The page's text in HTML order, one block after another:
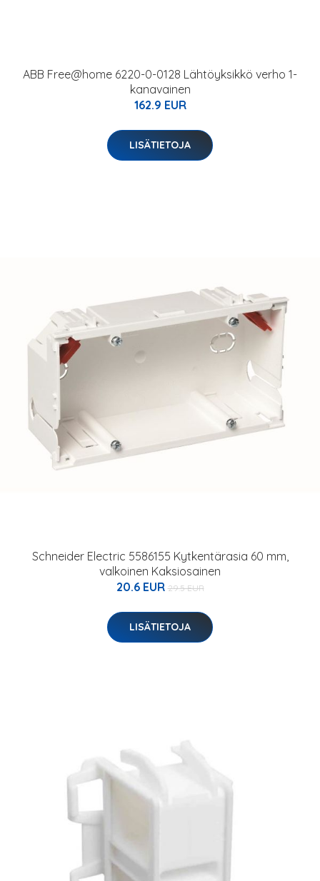
ABB Free@home 6220-0-0128 Lähtöyksikkö verho 1-
kanavainen
162.9 EUR
LISÄTIETOJA
Schneider Electric 5586155 Kytkentärasia 60 mm,
valkoinen Kaksiosainen
20.6 EUR 29.5 EUR
LISÄTIETOJA